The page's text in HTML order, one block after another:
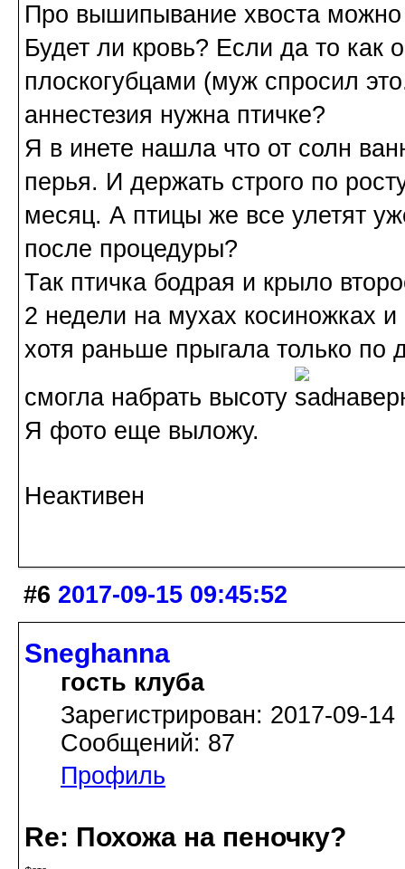
Про вышипывание хвоста можно
Будет ли кровь? Если да то
плоскогубцами (муж спросил
аннестезия нужна птичке?
Я в инете нашла что от солн
перья. И держать строго по
месяц. А птицы же все улетят
после процедуры?
Так птичка бодрая и крыло
2 недели на мухах косиножках
хотя раньше прыгала только по
смогла набрать высоту
Я фото еще выложу.
Неактивен
#6 2017-09-15 09:45:52
Sneghanna
гость клуба
Зарегистрирован: 2017-09-14
Сообщений: 87
Профиль
Re: Похожа на пеночку?